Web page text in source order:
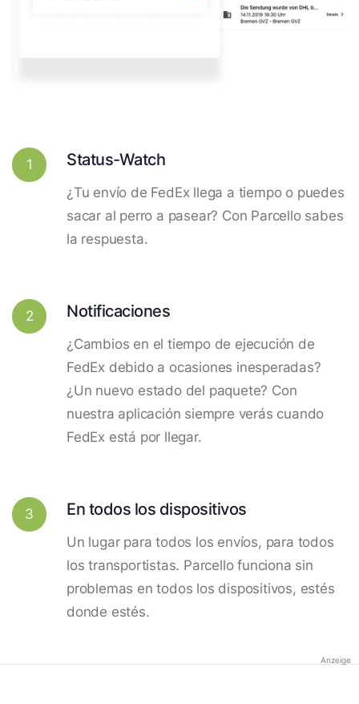
1 Status-Watch
¿Tu envío de FedEx llega a tiempo o puedes
sacar al perro a pasear? Con Parcello sabes
la respuesta.
2 Notificaciones
¿Cambios en el tiempo de ejecución de
FedEx debido a ocasiones inesperadas?
¿Un nuevo estado del paquete? Con
nuestra aplicación siempre verás cuando
FedEx está por llegar.
3 En todos los dispositivos
Un lugar para todos los envíos, para todos
los transportistas. Parcello funciona sin
problemas en todos los dispositivos, estés
donde estés.
Anzeige